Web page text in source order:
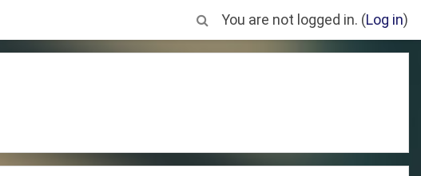
You are not logged in. (Log in)